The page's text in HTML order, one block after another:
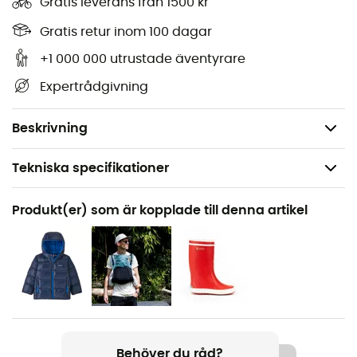
Gratis retur inom 100 dagar
+1 000 000 utrustade äventyrare
Expertrådgivning
Beskrivning
Dragkedja fram och dragkedjor på
handvärmarfickor med reflekterande dragsnören
Identitetsmärke med flera linjer
Vikt: 292 g
Tekniska specifikationer
Rekommenderad för
Den dagliga
Bebis
Vikt
Produkt(er) som är kopplade till denna artikel
Behöver du råd?